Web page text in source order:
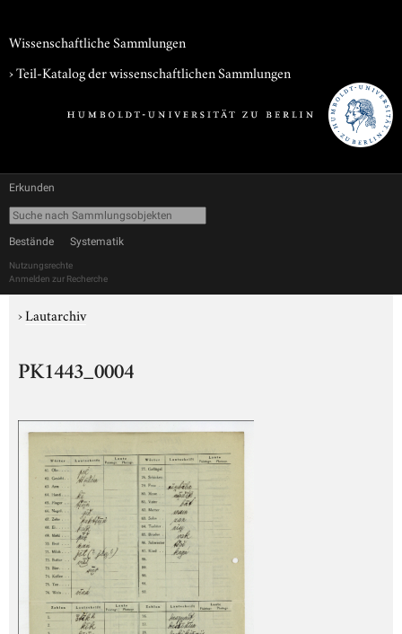
Wissenschaftliche Sammlungen
› Teil-Katalog der wissenschaftlichen Sammlungen
Erkunden
Bestände Systematik
Nutzungsrechte
Anmelden zur Recherche
›Lautarchiv
PK1443_0004